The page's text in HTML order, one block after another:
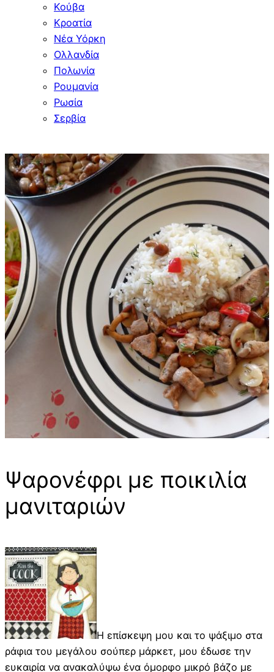
Κούβα
Κροατία
Νέα Υόρκη
Ολλανδία
Πολωνία
Ρουμανία
Ρωσία
Σερβία
Ψαρονέφρι με ποικιλία
μανιταριών
Η επίσκεψη μου και το ψάξιμο στα
ράφια του μεγάλου σούπερ μάρκετ, μου έδωσε την
ευκαιρία να ανακαλύψω ένα όμορφο μικρό βάζο με